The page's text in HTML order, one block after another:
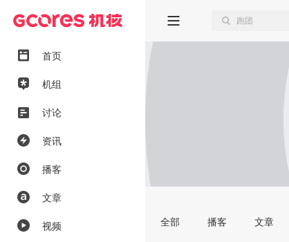
首页
机组
讨论
资讯
播客
文章
视频 全部 播客 文章